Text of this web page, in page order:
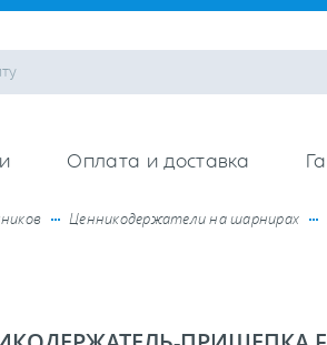
Оплата и доставка
Ценникодержатели на шарнирах